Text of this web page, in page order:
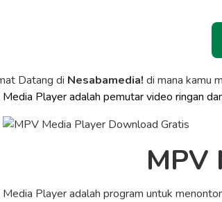
Datang di Nesabamedia!di mana kamu
Player adalah pemutar video ringan
MPV
Player adalah program untuk